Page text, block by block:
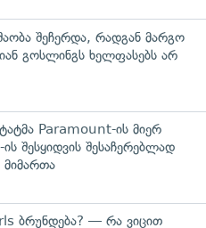
შეჩერდა, რადგან მარგო
გოსლინგს ხელფასებს არ
Paramount-ის მიერ
შესყიდვის შესაჩერებლად
ბრუნდება? — რა ვიცით